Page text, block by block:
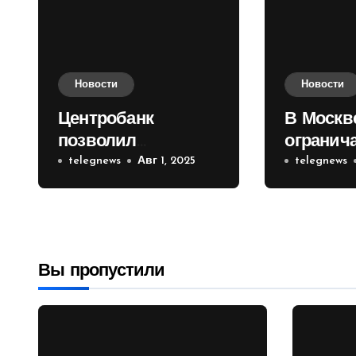
Новости
Центробанк
позволил
инвесторам из
враждебных
telegnews Авг 1, 2025
Новости
В
telegnews
Вы пропустили